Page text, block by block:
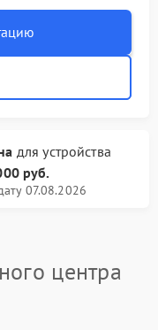
для устройства
руб.
07.08.2026
центра